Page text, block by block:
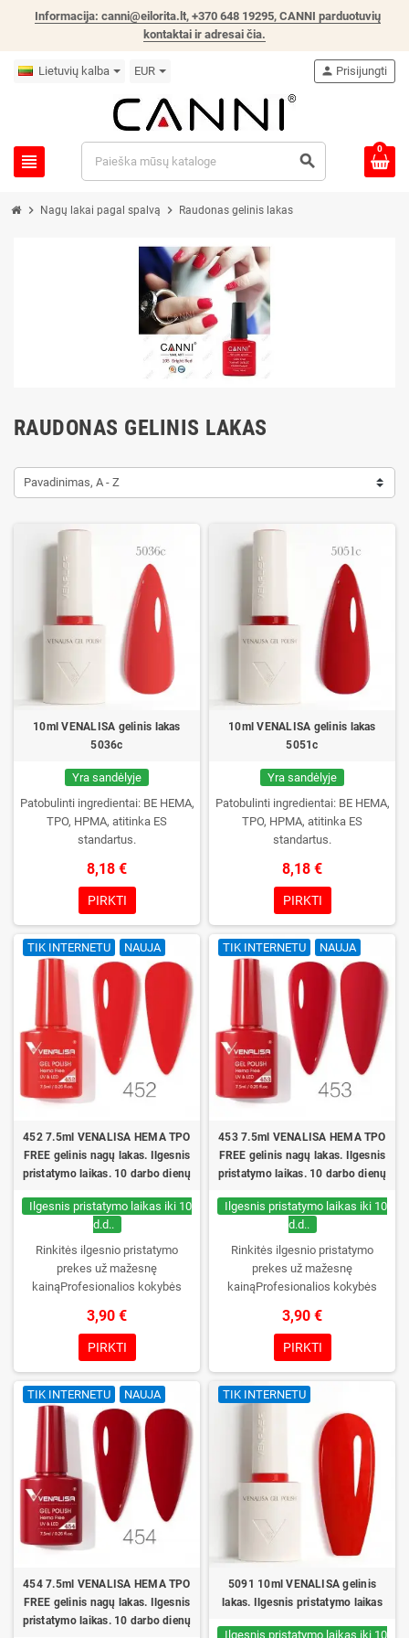
Informacija: canni@eilorita.lt, +370 648 19295, CANNI parduotuvių
kontaktai ir adresai čia.
Lietuvių kalba EUR
view_headline search
person Prisijungti
0
chevron_right Nagų lakai pagal spalvą chevron_right Raudonas gelinis lakas
RAUDONAS GELINIS LAKAS
Pavadinimas, A - Z
10ml VENALISA gelinis lakas
5036c
Yra sandėlyje
Patobulinti ingredientai: BE HEMA,
TPO, HPMA, atitinka ES
standartus.
8,18 €
PIRKTI
10ml VENALISA gelinis lakas
5051c
Yra sandėlyje
Patobulinti ingredientai: BE HEMA,
TPO, HPMA, atitinka ES
standartus.
8,18 €
PIRKTI
TIK INTERNETU NAUJA
452 7.5ml VENALISA HEMA TPO
FREE gelinis nagų lakas. Ilgesnis
pristatymo laikas. 10 darbo dienų
Ilgesnis pristatymo laikas iki 10
d.d..
Rinkitės ilgesnio pristatymo
prekes už mažesnę
kainąProfesionalios kokybės
Kreminė konsistencija, platus
spalvų pasirinkimas, patikimas
stingimas UV/LED lempose ir ilgas
manikiūro išliekamumas.
Kiekvienas buteliukas supakuotas
į dėžutę – pirmą kartą jį atidarysite
tik Jūs.
3,90 €
PIRKTI
TIK INTERNETU NAUJA
453 7.5ml VENALISA HEMA TPO
FREE gelinis nagų lakas. Ilgesnis
pristatymo laikas. 10 darbo dienų
Ilgesnis pristatymo laikas iki 10
d.d..
Rinkitės ilgesnio pristatymo
prekes už mažesnę
kainąProfesionalios kokybės
Kreminė konsistencija, platus
spalvų pasirinkimas, patikimas
stingimas UV/LED lempose ir ilgas
manikiūro išliekamumas.
Kiekvienas buteliukas supakuotas
į dėžutę – pirmą kartą jį atidarysite
tik Jūs.
3,90 €
PIRKTI
TIK INTERNETU NAUJA
454 7.5ml VENALISA HEMA TPO
FREE gelinis nagų lakas. Ilgesnis
pristatymo laikas. 10 darbo dienų
TIK INTERNETU
5091 10ml VENALISA gelinis
lakas. Ilgesnis pristatymo laikas
Ilgesnis pristatymo laikas iki 10